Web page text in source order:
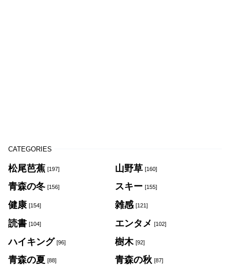
CATEGORIES
松尾芭蕉 [197] 山野草 [160]
青森の冬 [156] スキー [155]
健康 [154] 雑感 [121]
読書 [104] エンタメ [102]
ハイキング [96] 樹木 [92]
青森の夏 [88] 青森の秋 [87]